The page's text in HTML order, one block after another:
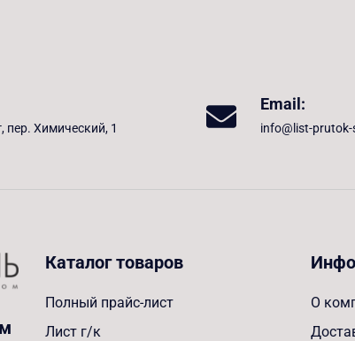
пер. Химический, 1
Email:
info@list-
Каталог товаров
Полный прайс-лист
Лист г/к
О